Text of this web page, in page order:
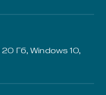
20 Гб, Windows 10,